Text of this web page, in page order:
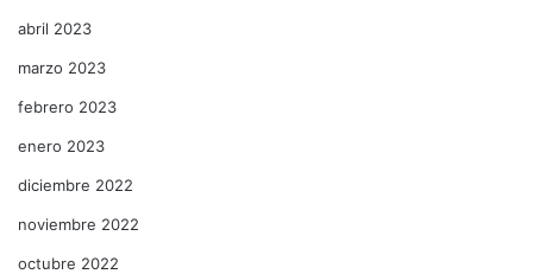
abril 2023
marzo 2023
febrero 2023
enero 2023
diciembre 2022
noviembre 2022
octubre 2022